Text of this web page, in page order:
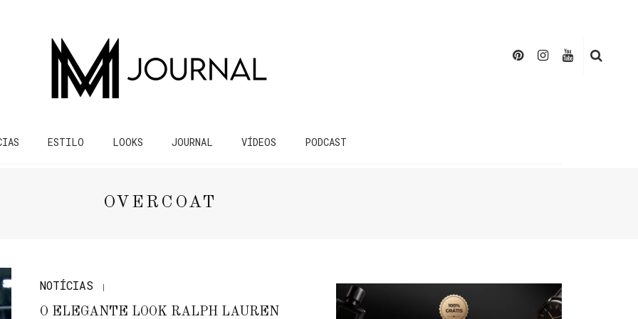
ESTILO LOOKS JOURNAL VÍDEOS PODCAST
OVERCOAT
NOTÍCIAS
O ELEGANTE LOOK RALPH LAUREN